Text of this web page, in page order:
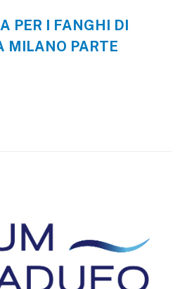
PER I FANGHI DI
MILANO PARTE